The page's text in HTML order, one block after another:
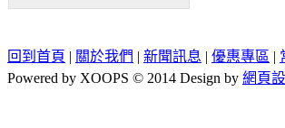
回到首頁 | 關於我們 | 新聞訊息 | 優惠專區 |
Powered by XOOPS © 2014 Design by 網頁